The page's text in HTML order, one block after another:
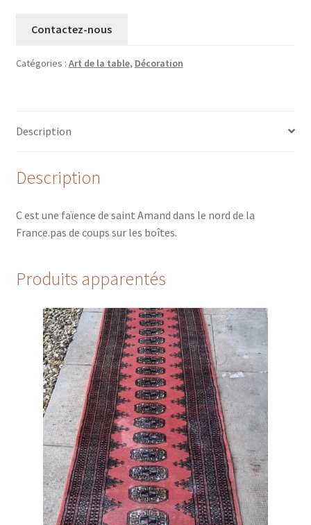
Contactez-nous
Catégories : Art de la table, Décoration
Description
Description
C est une faïence de saint Amand dans le nord de la
France.pas de coups sur les boîtes.
Produits apparentés